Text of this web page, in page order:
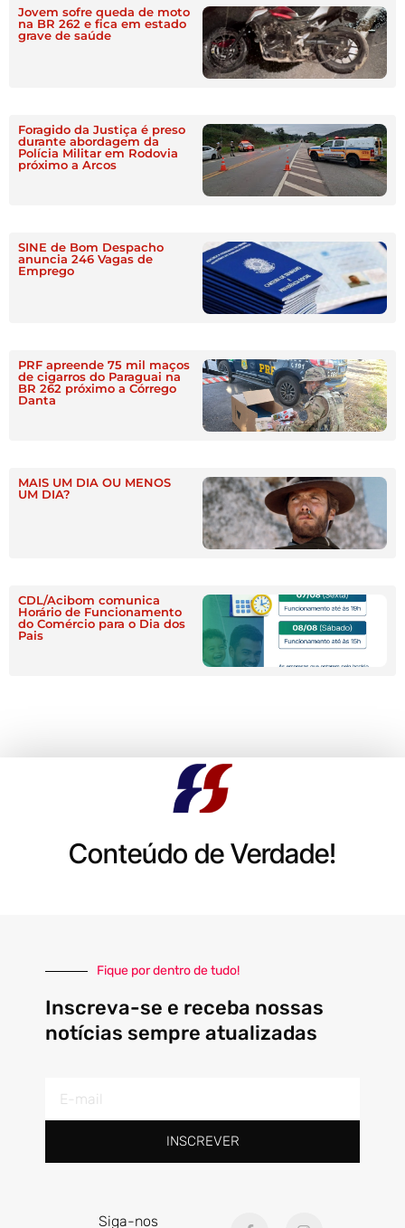
Jovem sofre queda de moto
na BR 262 e fica em estado
grave de saúde
Foragido da Justiça é preso
durante abordagem da
Polícia Militar em Rodovia
próximo a Arcos
SINE de Bom Despacho
anuncia 246 Vagas de
Emprego
PRF apreende 75 mil maços
de cigarros do Paraguai na
BR 262 próximo a Córrego
Danta
MAIS UM DIA OU MENOS
UM DIA?
CDL/Acibom comunica
Horário de Funcionamento
do Comércio para o Dia dos
Pais
Conteúdo de Verdade!
Fique por dentro de tudo!
Inscreva-se e receba nossas
notícias sempre atualizadas
INSCREVER
Siga-nos